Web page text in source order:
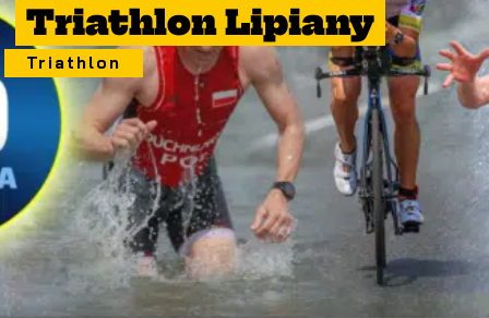
Triathlon Lipiany
Triathlon